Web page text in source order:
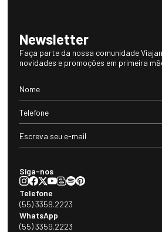
Newsletter
Faça parte da nossa comunidade
novidades e promoções em primeira
Siga-nos
Telefone
(55) 3359.2223
WhatsApp
(55) 3359.2223